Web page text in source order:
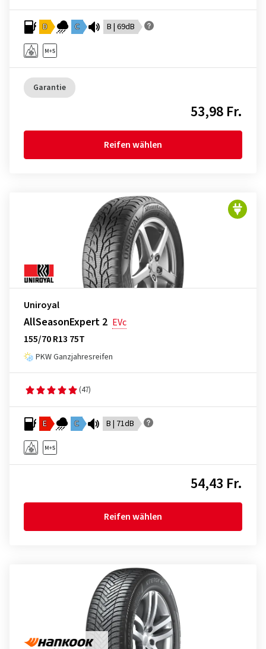
D C B | 69dB
Garantie
53,98 Fr.
Reifen wählen
Uniroyal
AllSeasonExpert 2 EVc
155/70 R13 75T
PKW Ganzjahresreifen
(47)
E C B | 71dB
54,43 Fr.
Reifen wählen